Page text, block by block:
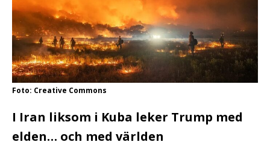
Foto: Creative Commons
I Iran liksom i Kuba leker Trump med
elden… och med världen